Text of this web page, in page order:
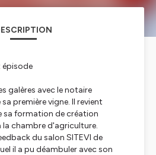
épisode
galères avec le notaire
première vigne. Il revient
sa formation de création
chambre d'agriculture.
du salon SITEVI de
il a pu déambuler avec son